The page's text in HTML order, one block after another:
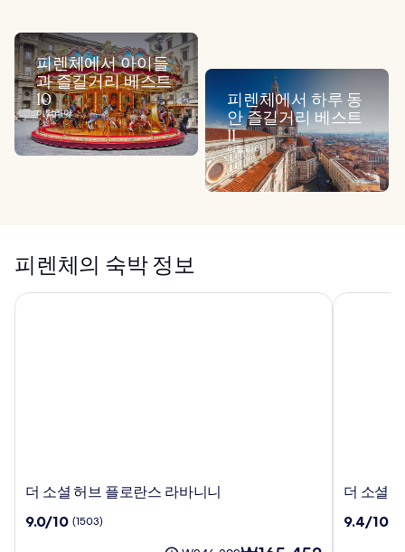
피렌체에서 아이들
과 즐길거리 베스트
10
이탈리아
피렌체에서 하루 동
안 즐길거리 베스트
11
이탈리아
피렌체의 숙박 정보
더
셜
더 소셜 허브 플로란스 라바니니
10
9.0/10 (1503)
더 소셜 허브 플로란스 라바니니
더
셜
더 소셜
10
9.4/10
더 소셜 허